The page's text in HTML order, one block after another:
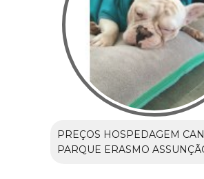
PREÇOS HOSPEDAGEM
PARQUE ERASMO